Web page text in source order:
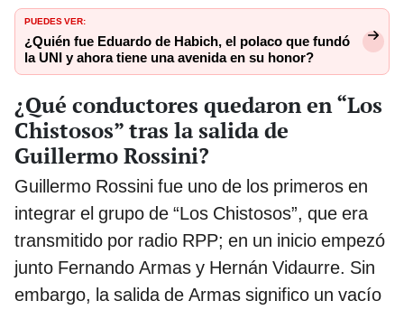
PUEDES VER:
¿Quién fue Eduardo de Habich, el polaco que fundó
la UNI y ahora tiene una avenida en su honor?
¿Qué conductores quedaron en “Los
Chistosos” tras la salida de
Guillermo Rossini?
Guillermo Rossini fue uno de los primeros en
integrar el grupo de “Los Chistosos”, que era
transmitido por radio RPP; en un inicio empezó
junto Fernando Armas y Hernán Vidaurre. Sin
embargo, la salida de Armas significo un vacío